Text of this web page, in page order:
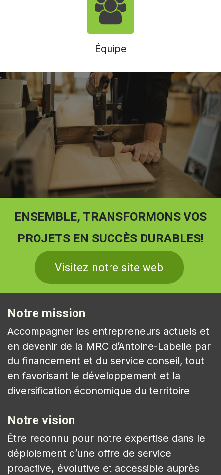
Équipe
ENSEMBLE, TRANSFORMONS VOS
PROJETS EN SUCCÈS DURABLES!
Visitez notre site web
Notre mission
Accompagner les entrepreneurs actuels et
en devenir de la MRC d’Antoine-Labelle par
du financement et du service conseil, tout
en favorisant le développement et la
diversification économique du territoire
Notre vision
Être reconnu pour notre expertise dans le
déploiement d’une offre de service
proactive, évolutive et accessible auprès